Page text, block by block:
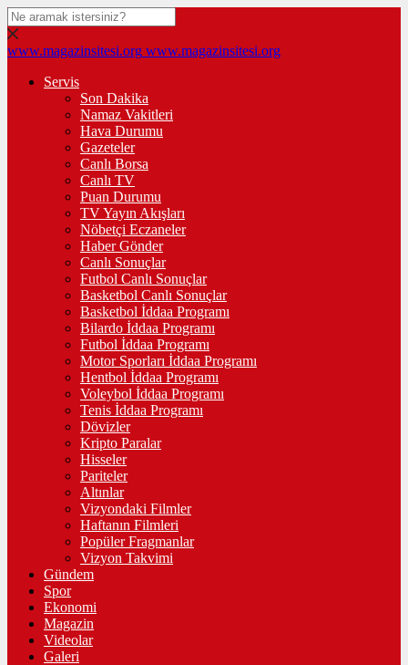
www.magazinsitesi.org www.magazinsitesi.org
Servis
Son Dakika
Namaz Vakitleri
Hava Durumu
Gazeteler
Canlı Borsa
Canlı TV
Puan Durumu
TV Yayın Akışları
Nöbetçi Eczaneler
Haber Gönder
Canlı Sonuçlar
Futbol Canlı Sonuçlar
Basketbol Canlı Sonuçlar
Basketbol İddaa Programı
Bilardo İddaa Programı
Futbol İddaa Programı
Motor Sporları İddaa Programı
Hentbol İddaa Programı
Voleybol İddaa Programı
Tenis İddaa Programı
Dövizler
Kripto Paralar
Hisseler
Pariteler
Altınlar
Vizyondaki Filmler
Haftanın Filmleri
Popüler Fragmanlar
Vizyon Takvimi
Gündem
Spor
Ekonomi
Magazin
Videolar
Galeri